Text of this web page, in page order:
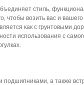
стиль,
чтобы возить вас и
как с грунтовыми
использования с
а также